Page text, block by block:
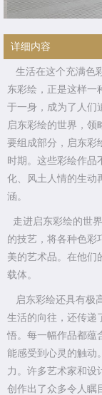
详细内容
生活在这个充满色
东彩绘，正是这样一
于一身，成为了人们
启东彩绘的世界，领
要组成部分，启东彩
时期。这些彩绘作品
化、风土人情的生动
涵。
走进启东彩绘的世
的技艺，将各种色彩
美的艺术品。在他们
载体。
启东彩绘还具有极
生活的向往，还传递
悟。每一幅作品都蕴
能感受到心灵的触动
力。许多艺术家和设
创作出了众多令人瞩